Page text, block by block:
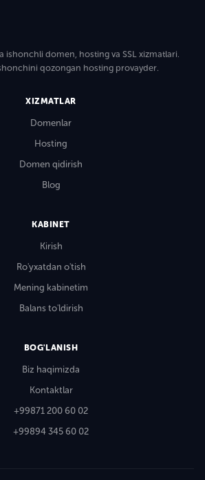
ishonchli domen, hosting va SSL xizmatlari.
qozongan hosting provayder.
XIZMATLAR
Domenlar
Hosting
Domen qidirish
Blog
KABINET
Kirish
Ro'yxatdan o'tish
Mening kabinetim
Balans to'ldirish
BOG'LANISH
Biz haqimizda
Kontaktlar
+99871 200 60 02
+99894 345 60 02